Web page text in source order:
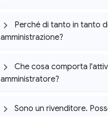
Perché di tanto in tanto
amministrazione?
Che cosa comporta
amministratore?
Sono un rivenditore.